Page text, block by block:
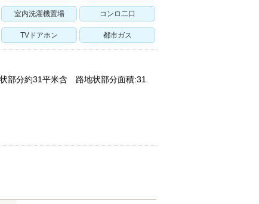
室内洗濯機置場 コンロ二口
TVドアホン 都市ガス
部分約31平米含 路地状部分面積:31